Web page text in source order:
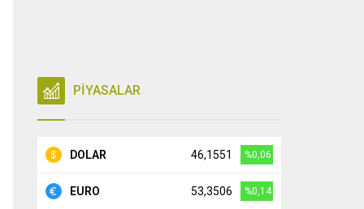
PİYASALAR
DOLAR 46,1551 %0,06
EURO 53,3506 %0,14